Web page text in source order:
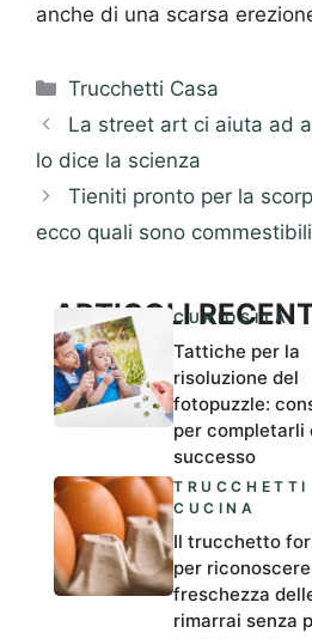
anche di una scarsa
Categorie
Trucchetti Casa
La street art ci aiuta ad
lo dice la scienza
Tieniti pronto per la
ecco quali sono commestibili
ARTICOLICURIOSITÀ
Tattiche per la
risoluzione del
fotopuzzle:
per completarli
successo
TRUCCHETTI
CUCINA
Il trucchetto
per
freschezza
rimarrai senza